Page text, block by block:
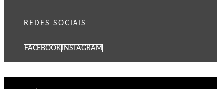
REDES SOCIAIS
FACEBOOK INSTAGRAM